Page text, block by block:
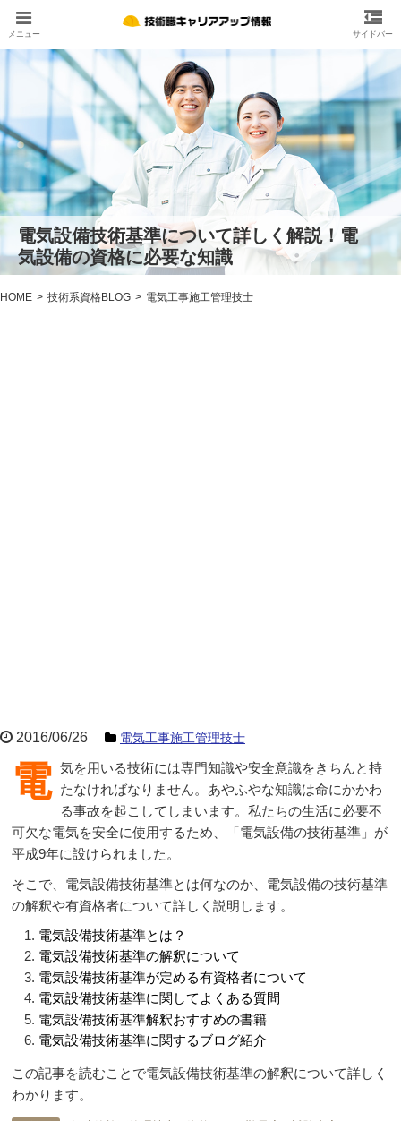
電気設備技術基準について詳しく解説！電
気設備の資格に必要な知識
HOME 技術系資格BLOG 電気工事施工管理技士
2016/06/26 電気工事施工管理技士
電気を用いる技術には専門知識や安全意識をきちんと持 たなければなりません。あやふやな知識は命にかかわ
る事故を起こしてしまいます。私たちの生活に必要不
可欠な電気を安全に使用するため、「電気設備の技術基準」が
平成9年に設けられました。
そこで、電気設備技術基準とは何なのか、電気設備の技術基準
の解釈や有資格者について詳しく説明します。
電気設備技術基準とは？
電気設備技術基準の解釈について
電気設備技術基準が定める有資格者について
電気設備技術基準に関してよくある質問
電気設備技術基準解釈おすすめの書籍
電気設備技術基準に関するブログ紹介
この記事を読むことで電気設備技術基準の解釈について詳しく
わかります。